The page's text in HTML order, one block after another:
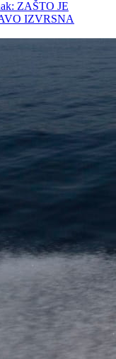
ZAŠTO JE
IZVRSNA